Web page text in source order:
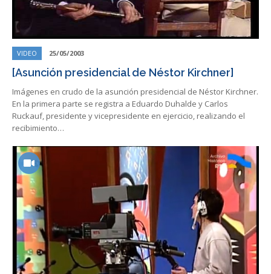
VIDEO 25/05/2003
[Asunción presidencial de Néstor Kirchner]
Imágenes en crudo de la asunción presidencial de Néstor Kirchner.
En la primera parte se registra a Eduardo Duhalde y Carlos
Ruckauf, presidente y vicepresidente en ejercicio, realizando el
recibimiento…